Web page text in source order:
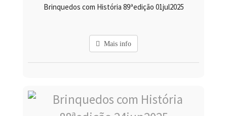
Brinquedos com História 89ªedição 01jul2025
Mais info